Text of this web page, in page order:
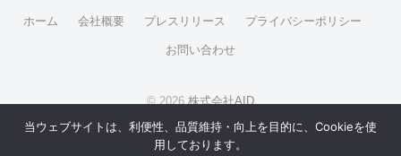
ホーム 会社概要 プレスリリース プライバシーポリシー
お問い合わせ
© 2026株式会社AID
Powered by
WordPress
当ウェブサイトは、利便性、品質維持・向上を目的に、Cookieを使
用しております。